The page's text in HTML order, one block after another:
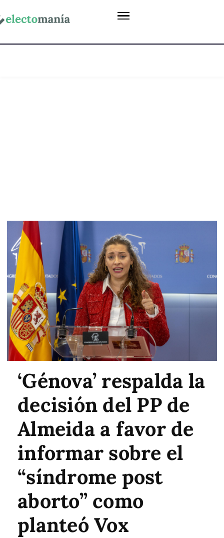
‘Génova’ respalda la
decisión del PP de
Almeida a favor de
informar sobre el
“síndrome post
aborto” como
planteó Vox